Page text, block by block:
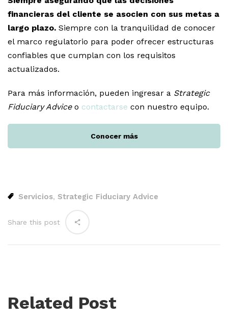
financieras del cliente se asocien con sus metas a
largo plazo. Siempre con la tranquilidad de conocer
el marco regulatorio para poder ofrecer estructuras
confiables que cumplan con los requisitos
actualizados.
Para más información, pueden ingresar a Strategic
Fiduciary Adviceo contactarse con nuestro equipo.
Conocer más
Servicios, Strategic Fiduciary Advice
Share this post
Related Post